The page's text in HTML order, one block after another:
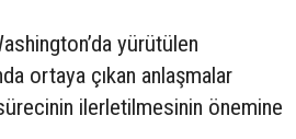
yürütülen
ortaya çıkan anlaşmalar
ilerletilmesinin önemine